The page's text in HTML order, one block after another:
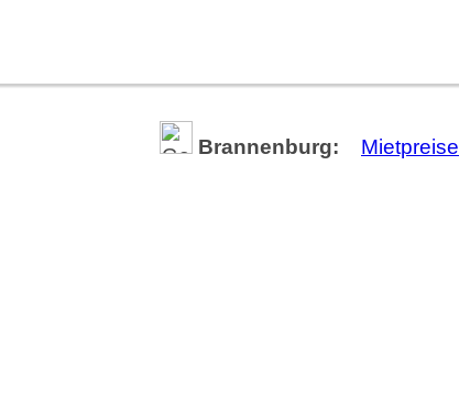
Brannenburg: Mietpreise